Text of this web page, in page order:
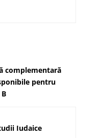
complementară
pentru
Iudaice